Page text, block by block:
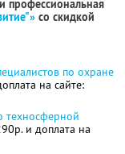
профессиональная
со скидкой
по охране
на сайте:
техносферной
и доплата на